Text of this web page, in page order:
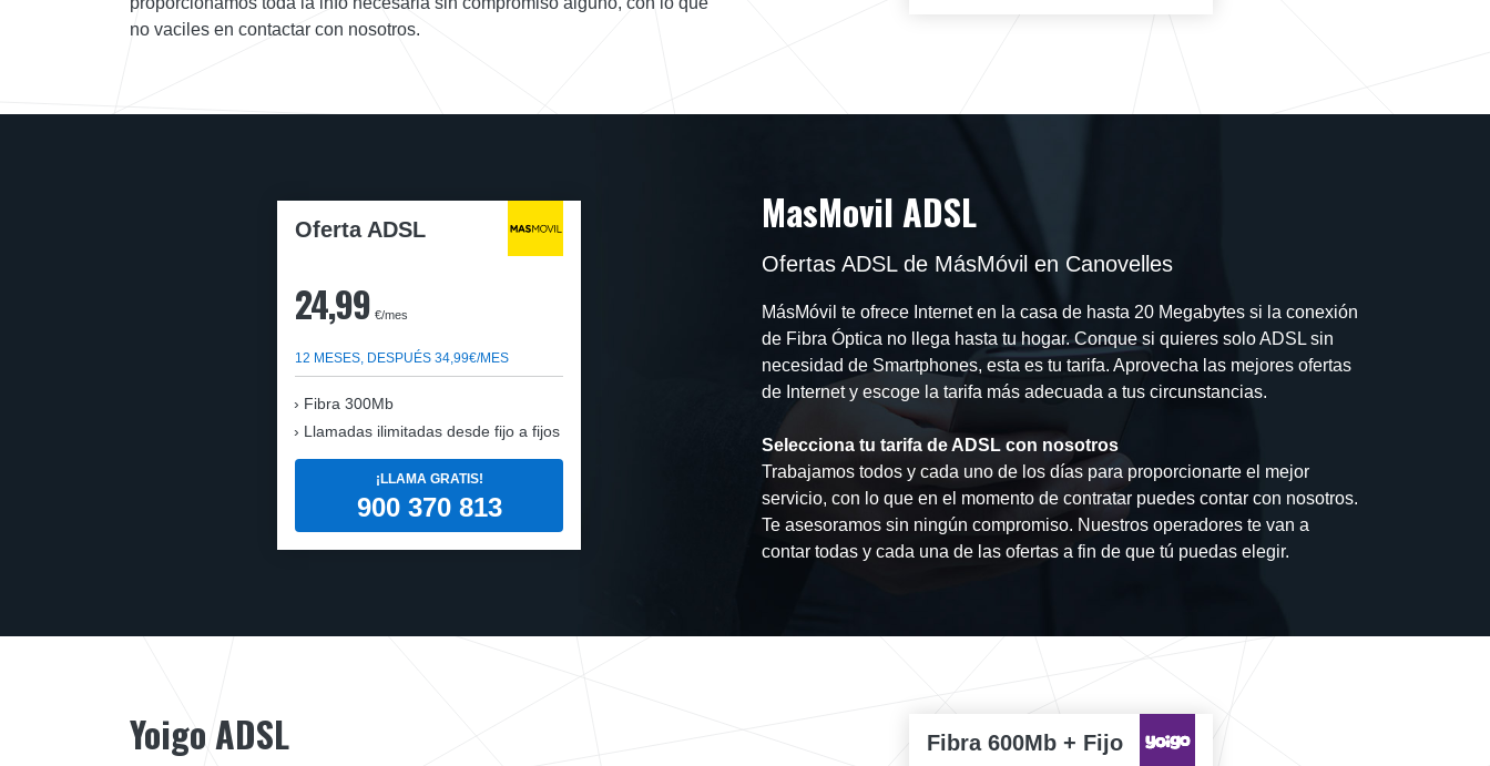
no vaciles en contactar con nosotros.
Oferta ADSL
24,99 €/mes
12 MESES, DESPUÉS 34,99€/MES
Fibra 300Mb
Llamadas ilimitadas desde fijo a fijos
¡LLAMA GRATIS!
900 370 813
MasMovil ADSL
Ofertas ADSL de MásMóvil en Canovelles
MásMóvil te ofrece Internet en la casa de hasta 20 Megabytes si la conexión
de Fibra Óptica no llega hasta tu hogar. Conque si quieres solo ADSL sin
necesidad de Smartphones, esta es tu tarifa. Aprovecha las mejores ofertas
de Internet y escoge la tarifa más adecuada a tus circunstancias.
Selecciona tu tarifa de ADSL con nosotros
Trabajamos todos y cada uno de los días para proporcionarte el mejor
servicio, con lo que en el momento de contratar puedes contar con nosotros.
Te asesoramos sin ningún compromiso. Nuestros operadores te van a
contar todas y cada una de las ofertas a fin de que tú puedas elegir.
Fibra 600Mb + Fijo
Yoigo ADSL